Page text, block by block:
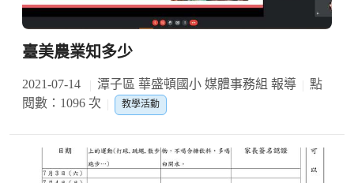
臺美農業知多少
2021-07-14 潭子區 華盛頓國小 媒體事務組 報導
點
閱數：1096 次
教學活動